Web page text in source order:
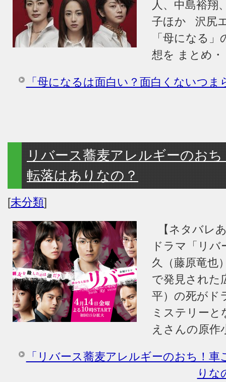
人、中島裕翔
子ほか 沢尻
「母になる
想を まとめ・
「母になるは面白い？面白くないつ
リバース蕎麦アレルギーのお
転落はありなの？
[未分類]
【ネタバレ
ドラマ「リ
久（藤原竜也
で発見された
平）の死がド
ミステリー
えさんの原作
「リバース蕎麦アレルギーのおち！
りな